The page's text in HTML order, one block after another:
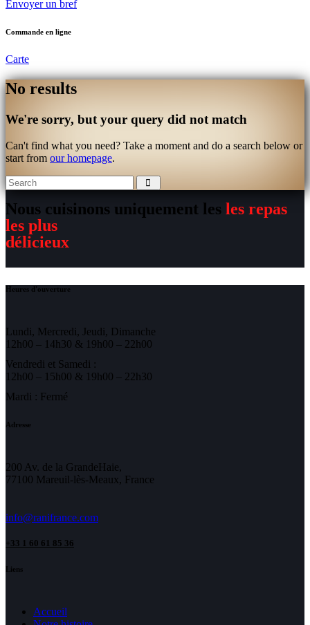
Envoyer un bref
Commande en ligne
Carte
No results
We're sorry, but your query did not match
Can't find what you need? Take a moment and do a search below or
start from our homepage.
Nous cuisinons uniquement les les repas
les plus
délicieux
Heures d'ouverture
Lundi, Mercredi, Jeudi, Dimanche
12h00 – 14h30 & 19h00 – 22h00
Vendredi et Samedi :
12h00 – 15h00 & 19h00 – 22h30
Mardi : Fermé
Adresse
200 Av. de la GrandeHaie,
77100 Mareuil-lès-Meaux, France
info@ranifrance.com
+33 1 60 61 85 36
Liens
Accueil